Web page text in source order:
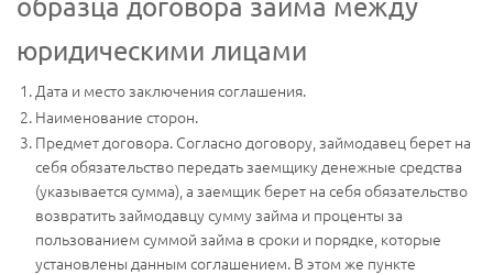
юридическими лицами
Дата и место заключения соглашения.
Наименование сторон.
Предмет договора. Согласно договору, займодавец берет на
себя обязательство передать заемщику денежные средства
(указывается сумма), а заемщик берет на себя обязательство
возвратить займодавцу сумму займа и проценты за
пользованием суммой займа в сроки и порядке, которые
установлены данным соглашением. В этом же пункте